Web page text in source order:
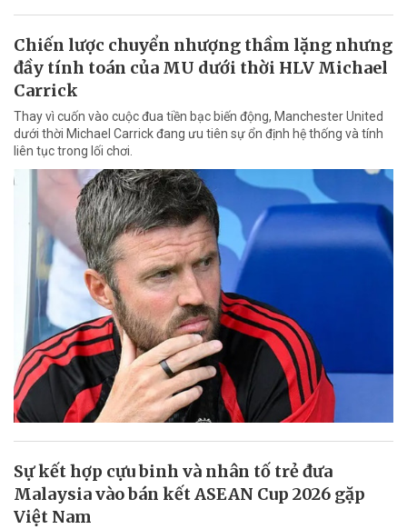
Chiến lược chuyển nhượng thầm lặng nhưng
đầy tính toán của MU dưới thời HLV Michael
Carrick
Thay vì cuốn vào cuộc đua tiền bạc biến động, Manchester United
dưới thời Michael Carrick đang ưu tiên sự ổn định hệ thống và tính
liên tục trong lối chơi.
Sự kết hợp cựu binh và nhân tố trẻ đưa
Malaysia vào bán kết ASEAN Cup 2026 gặp
Việt Nam